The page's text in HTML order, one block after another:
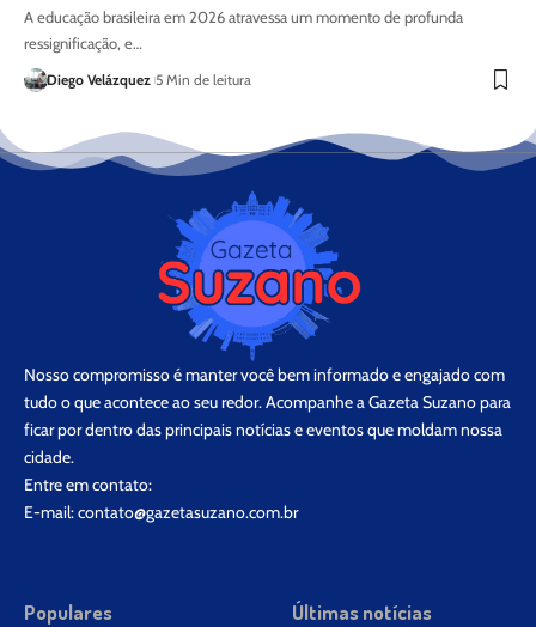
A educação brasileira em 2026 atravessa um momento de profunda
ressignificação, e…
Diego Velázquez 5 Min de leitura
Nosso compromisso é manter você bem informado e engajado com
tudo o que acontece ao seu redor. Acompanhe a Gazeta Suzano para
ficar por dentro das principais notícias e eventos que moldam nossa
cidade.
Entre em contato:
E-mail:contato@gazetasuzano.com.br
Populares Últimas notícias